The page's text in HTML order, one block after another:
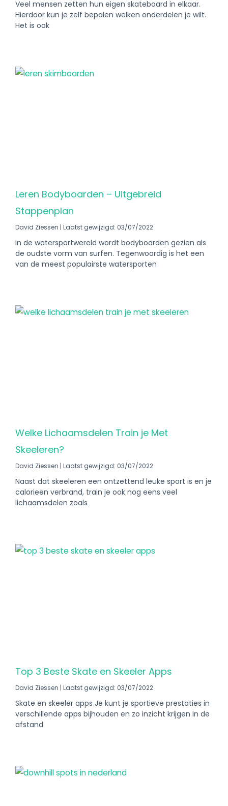
Veel mensen zetten hun eigen skateboard in elkaar.
Hierdoor kun je zelf bepalen welken onderdelen je wilt.
Het is ook
Leren Bodyboarden – Uitgebreid
Stappenplan
David Ziessen Laatst gewijzigd: 03/07/2022
in de watersportwereld wordt bodyboarden gezien als
de oudste vorm van surfen. Tegenwoordig is het een
van de meest populairste watersporten
Welke Lichaamsdelen Train je Met
Skeeleren?
David Ziessen Laatst gewijzigd: 03/07/2022
Naast dat skeeleren een ontzettend leuke sport is en je
calorieën verbrand, train je ook nog eens veel
lichaamsdelen zoals
Top 3 Beste Skate en Skeeler Apps
David Ziessen Laatst gewijzigd: 03/07/2022
Skate en skeeler apps Je kunt je sportieve prestaties in
verschillende apps bijhouden en zo inzicht krijgen in de
afstand